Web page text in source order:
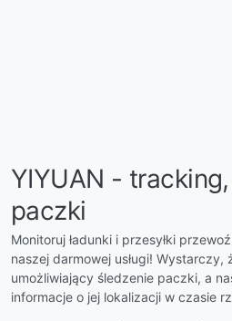
YIYUAN -
paczki
Monitoruj ładunki i przesyłki
naszej darmowej usługi! Wystarczy,
umożliwiający śledzenie paczki, a
informacje o jej lokalizacji w czasie